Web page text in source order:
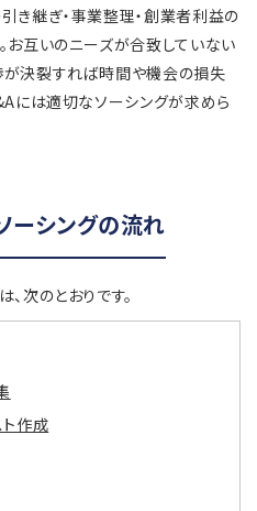
き継ぎ・事業整理・創業者利益の
お互いのニーズが合致していない
が決裂すれば時間や機会の損失
には適切なソーシングが求めら
ーシングの流れ
次のとおりです。
ト作成